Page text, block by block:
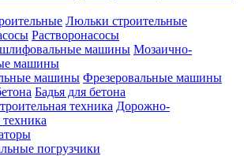
Люльки строительные
Растворонасосы
Мозаично-
машины
Фрезеровальные машины
Бадья для бетона
Дорожно-
техника
погрузчики